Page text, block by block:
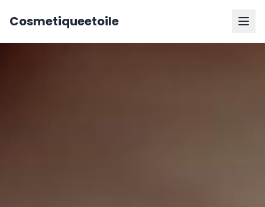
Cosmetiqueetoile